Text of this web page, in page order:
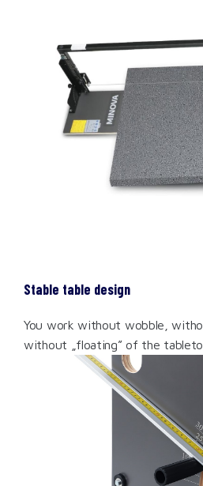
Stable table design
You work without wobble,
without „floating” of the